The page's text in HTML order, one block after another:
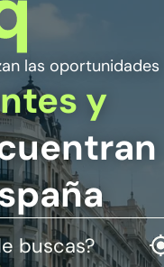
y
las oportunidades